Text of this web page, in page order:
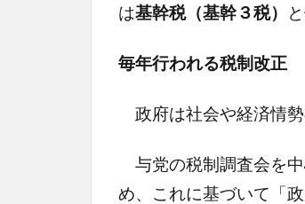
は基幹税（基幹３税）
毎年行われる税制改正
政府は社会や経済情勢
与党の税制調査会を
め、これに基づいて「